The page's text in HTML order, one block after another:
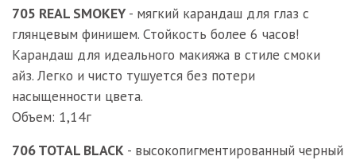
705 REAL SMOKEY- мягкий карандаш для глаз с
глянцевым финишем. Стойкость более 6 часов!
Карандаш для идеального макияжа в стиле смоки
айз. Легко и чисто тушуется без потери
насыщенности цвета.
Объем: 1,14г
706 TOTAL BLACK - высокопигментированный черный